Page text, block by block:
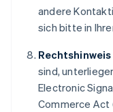
andere
sich bitte in
Rechtshinweis
sind,
Electronic
Commerce Act
Lettland
English
DeutschEnglish
Litauen
English
Luxemburg
FrançaisDeutsch